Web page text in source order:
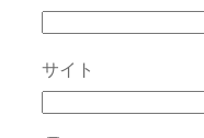
サイト